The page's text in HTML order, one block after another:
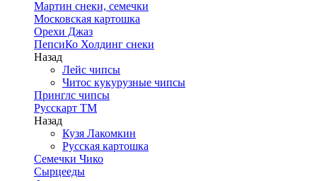
Мартин снеки, семечки
Московская картошка
Орехи Джаз
ПепсиКо Холдинг снеки
Назад
Лейс чипсы
Читос кукурузные чипсы
Принглс чипсы
Русскарт ТМ
Назад
Кузя Лакомкин
Русская картошка
Семечки Чико
Сырцееды